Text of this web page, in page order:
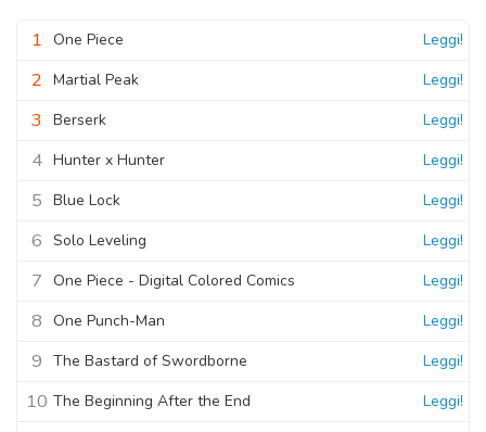
1 One Piece Leggi!
2 Martial Peak Leggi!
3 Berserk Leggi!
4 Hunter x Hunter Leggi!
5 Blue Lock Leggi!
6 Solo Leveling Leggi!
7 One Piece - Digital Colored Comics Leggi!
8 One Punch-Man Leggi!
9 The Bastard of Swordborne Leggi!
10 The Beginning After the End Leggi!